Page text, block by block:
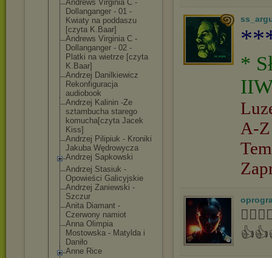
Andrews Virginia C -
Dollanganger - 01 -
Kwiaty na poddaszu
[czyta K.Baar]
Andrews Virginia C -
Dollanganger - 02 -
Platki na wietrze [czyta
K.Baar]
Andrzej Danilkiewicz
Rekonfiguracja
audiobook
Andrzej Kalinin -Ze
sztambucha starego
komucha[czyta Jacek
Kiss]
Andrzej Pilipiuk - Kroniki
Jakuba Wędrowycza
Andrzej Sapkowski
Andrzej Stasiuk -
Opowieści Galicyjskie
Andrzej Zaniewski -
Szczur
Anita Diamant -
Czerwony namiot
Anna Olimpia
Mostowska - Matylda i
Daniło
Anne Rice
*
A-